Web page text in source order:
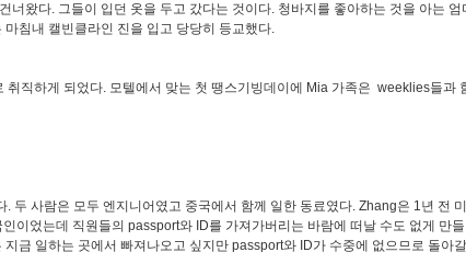
너왔다. 그들이 입던 옷을 두고 갔다는 것이다. 청바지를 좋아하는 것을 아는 엄
침내 캘빈클라인 진을 입고 당당히 등교했다.
취직하게 되었다. 모텔에서 맞는 첫 땡스기빙데이에 Mia 가족은 weeklies들과
두 사람은 모두 엔지니어였고 중국에서 함께 일한 동료였다. Zhang은 1년 전
이었는데 직원들의 passport와 ID를 가져가버리는 바람에 떠날 수도 없게 만들
금 일하는 곳에서 빠져나오고 싶지만 passport와 ID가 수중에 없으므로 돌아